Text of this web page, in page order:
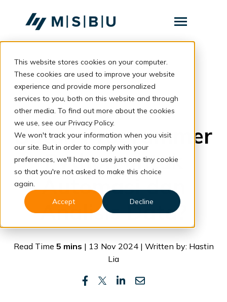
This website stores cookies on your computer.
These cookies are used to improve your website
experience and provide more personalized
services to you, both on this website and through
other media. To find out more about the cookies
we use, see our Privacy Policy.
We won't track your information when you visit
our site. But in order to comply with your
preferences, we'll have to use just one tiny cookie
so that you're not asked to make this choice
again.
Accept
Decline
Toggle
Layanan Toggle
children
Layanan
Komunitas
Tentang
Resources Toggle
children
Resources
Konsultasi
back to blog
Business
Butuh Programmer
Python untuk
Automasi dan
Analisis Data?
Read Time 5 mins | 13 Nov 2024 | Written by: Hastin
Lia